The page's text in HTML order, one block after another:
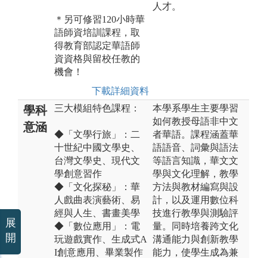
＊另可修習120小時華
語師資培訓課程，取
得教育部認定華語師
資資格與留校任教的
機會！
下載詳細資料
人才。
學科
意涵
三大模組特色課程：
◆「文學行旅」：二
十世紀中國文學史、
台灣文學史、現代文
學創意習作
◆「文化探秘」：華
人戲曲表演藝術、易
經與人生、書畫美學
◆「數位應用」：電
玩遊戲實作、生成式A
I創意應用、畢業製作
本學系學生主要學習
如何教授母語非中文
者華語。課程涵蓋華
語語音、詞彙與語法
等語言知識，華文文
學與文化理解，教學
方法與教材編寫與設
計，以及運用數位科
技進行教學與測驗評
量。同時培養跨文化
溝通能力與創新教學
能力，使學生成為兼
展
開